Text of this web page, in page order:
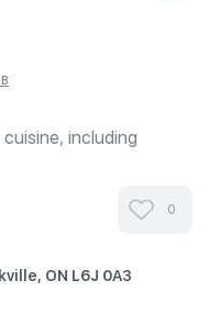
including
0
ON L6J 0A3